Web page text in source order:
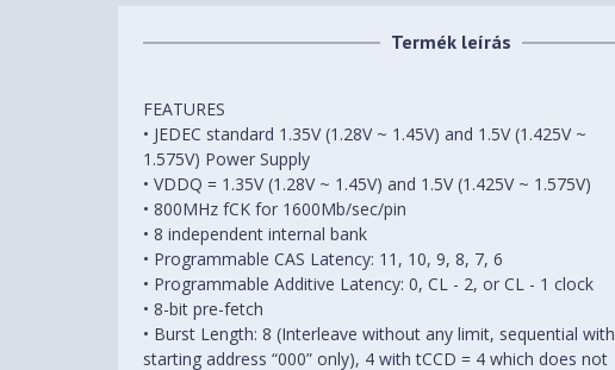
Termék leírás
FEATURES
• JEDEC standard 1.35V (1.28V ~ 1.45V) and 1.5V (1.425V ~
1.575V) Power Supply
• VDDQ = 1.35V (1.28V ~ 1.45V) and 1.5V (1.425V ~ 1.575V)
• 800MHz fCK for 1600Mb/sec/pin
• 8 independent internal bank
• Programmable CAS Latency: 11, 10, 9, 8, 7, 6
• Programmable Additive Latency: 0, CL - 2, or CL - 1 clock
• 8-bit pre-fetch
• Burst Length: 8 (Interleave without any limit, sequential with
starting address “000” only), 4 with tCCD = 4 which does not